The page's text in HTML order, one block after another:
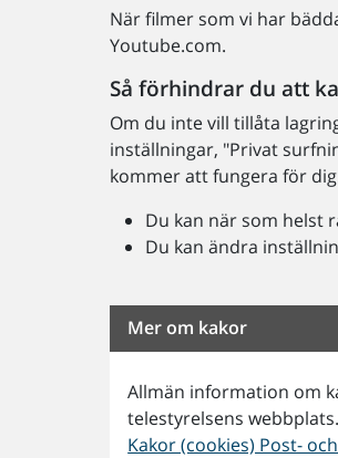
När filmer som vi har
Youtube.com.
Så förhindrar du att
Om du inte vill tillåta
inställningar, "Privat
kommer att fungera för
Du kan när som helst
Du kan ändra
Mer om kakor
Allmän information om
telestyrelsens webbplats.
Kakor (cookies) Post-